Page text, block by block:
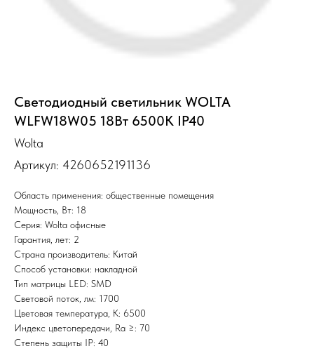
Светодиодный светильник WOLTA
WLFW18W05 18Вт 6500K IP40
Wolta
Артикул: 4260652191136
Область применения: общественные помещения
Мощность, Вт: 18
Серия: Wolta офисные
Гарантия, лет: 2
Страна производитель: Китай
Способ установки: накладной
Тип матрицы LED: SMD
Световой поток, лм: 1700
Цветовая температура, К: 6500
Индекс цветопередачи, Ra ≥: 70
Степень защиты IP: 40